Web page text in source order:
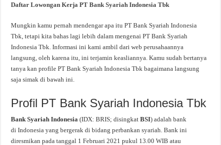
Daftar Lowongan Kerja PT Bank Syariah Indonesia Tbk
Mungkin kamu pernah mendengar apa itu PT Bank Syariah Indonesia
Tbk, tetapi kita bahas lagi lebih dalam mengenai PT Bank Syariah
Indonesia Tbk. Informasi ini kami ambil dari web perusahaannya
langsung, oleh karena itu, ini terjamin keasliannya. Kamu sudah bertanya
tanya kan profile PT Bank Syariah Indonesia Tbk bagaimana langsung
saja simak di bawah ini.
Profil PT Bank Syariah Indonesia Tbk
Bank Syariah Indonesia (IDX: BRIS; disingkatBSI) adalah bank
di Indonesia yang bergerak di bidang perbankan syariah. Bank ini
diresmikan pada tanggal 1 Februari 2021 pukul 13.00 WIB atau